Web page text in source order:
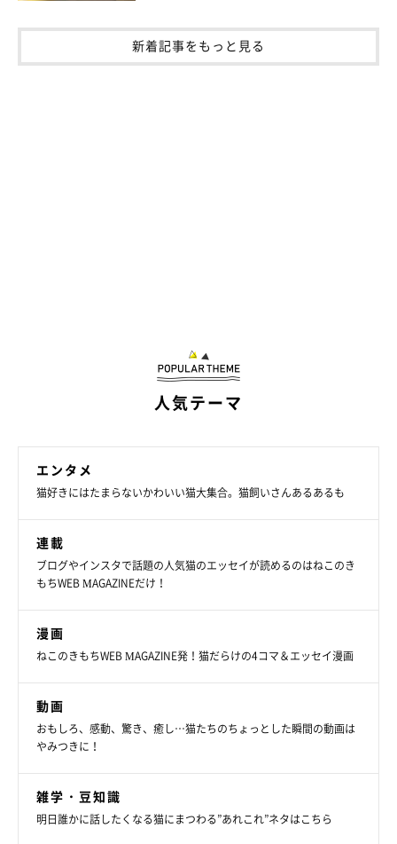
新着記事をもっと見る
人気テーマ
エンタメ
猫好きにはたまらないかわいい猫大集合。猫飼いさんあるあるも
連載
ブログやインスタで話題の人気猫のエッセイが読めるのはねこのき
もちWEB MAGAZINEだけ！
漫画
ねこのきもちWEB MAGAZINE発！猫だらけの4コマ＆エッセイ漫画
動画
おもしろ、感動、驚き、癒し…猫たちのちょっとした瞬間の動画は
やみつきに！
雑学・豆知識
明日誰かに話したくなる猫にまつわる”あれこれ”ネタはこちら